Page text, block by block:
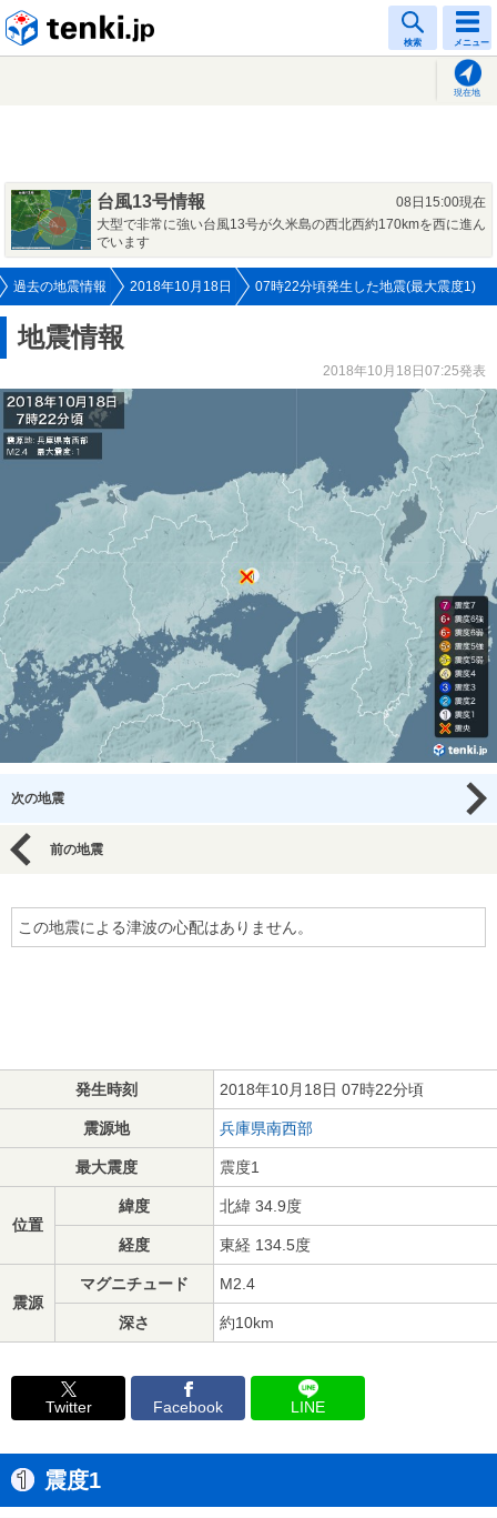
検索 メニュー
現在地
台風13号情報
08日15:00現在
大型で非常に強い台風13号が久米島の西北西約170kmを西に進ん
でいます
過去の地震情報 2018年10月18日 07時22分頃発生した地震(最大震度1)
地震情報
2018年10月18日07:25発表
次の地震
前の地震
この地震による津波の心配はありません。
発生時刻 2018年10月18日 07時22分頃
震源地 兵庫県南西部
最大震度 震度1
位置
緯度 北緯 34.9度
経度 東経 134.5度
震源
マグニチュード M2.4
深さ 約10km
Twitter Facebook LINE
震度1